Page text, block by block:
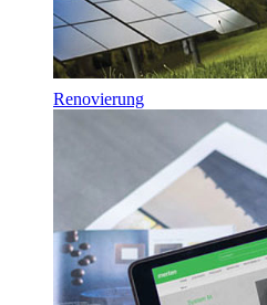
Renovierung